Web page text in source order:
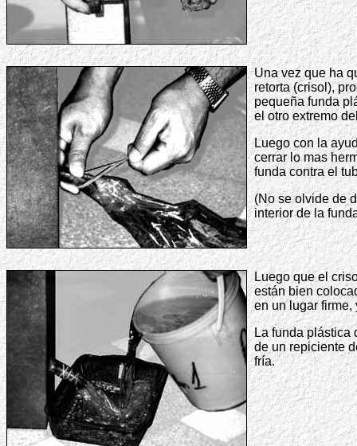
Una vez que ha
retorta (crisol),
pequeña funda
el otro extremo
Luego con la
cerrar lo mas
funda contra el
(No se olvide de
interior de la
Luego que el
están bien
en un lugar firme,
La funda plástica
de un repiciente
fría.